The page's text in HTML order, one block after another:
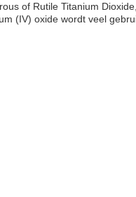
of Rutile Titanium
(IV) oxide wordt veel